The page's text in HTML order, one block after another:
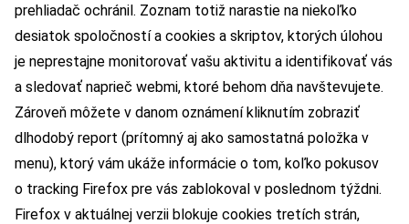
prehliadač ochránil. Zoznam totiž narastie na niekoľko
desiatok spoločností a cookies a skriptov, ktorých úlohou
je neprestajne monitorovať vašu aktivitu a identifikovať vás
a sledovať naprieč webmi, ktoré behom dňa navštevujete.
Zároveň môžete v danom oznámení kliknutím zobraziť
dlhodobý report (prítomný aj ako samostatná položka v
menu), ktorý vám ukáže informácie o tom, koľko pokusov
o tracking Firefox pre vás zablokoval v poslednom týždni.
Firefox v aktuálnej verzii blokuje cookies tretích strán,